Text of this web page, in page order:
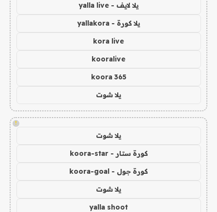
يلا لايف - yalla live
يلا كورة - yallakora
kora live
kooralive
koora 365
يلا شوت
!
يلا شوت
كورة ستار - koora-star
كورة جول - koora-goal
يلا شوت
yalla shoot